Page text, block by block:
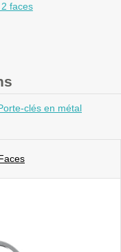
faces
clés en métal